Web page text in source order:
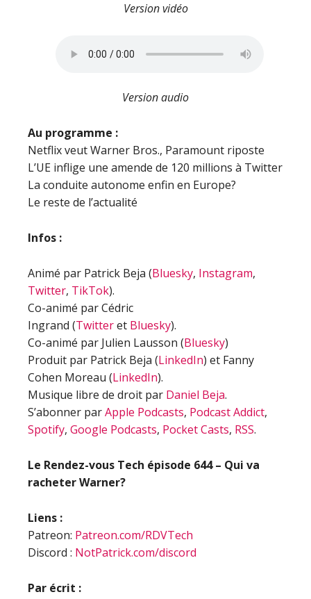
Version vidéo
Version audio
Au programme :
Netflix veut Warner Bros., Paramount riposte
L’UE inflige une amende de 120 millions à Twitter
La conduite autonome enfin en Europe?
Le reste de l’actualité
Infos :
Animé par Patrick Beja (Bluesky, Instagram,
Twitter, TikTok).
Co-animé par Cédric
Ingrand (Twitteret Bluesky).
Co-animé par Julien Lausson (Bluesky)
Produit par Patrick Beja (LinkedIn) et Fanny
Cohen Moreau (LinkedIn).
Musique libre de droit par Daniel Beja.
S’abonner parApple Podcasts, Podcast Addict,
Spotify, Google Podcasts, Pocket Casts, RSS.
Le Rendez-vous Tech épisode 644 – Qui va
racheter Warner?
Liens :
Patreon: Patreon.com/RDVTech
Discord : NotPatrick.com/discord
Par écrit :